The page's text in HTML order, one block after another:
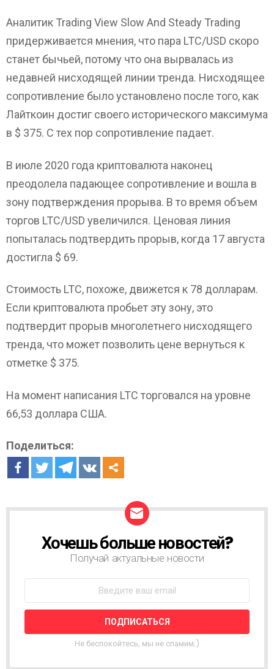
Аналитик Trading View Slow And Steady Trading
придерживается мнения, что пара LTC/USD скоро
станет бычьей, потому что она вырвалась из
недавней нисходящей линии тренда. Нисходящее
сопротивление было установлено после того, как
Лайткоин достиг своего исторического максимума
в $ 375. С тех пор сопротивление падает.
В июле 2020 года криптовалюта наконец
преодолела падающее сопротивление и вошла в
зону подтверждения прорыва. В то время объем
торгов LTC/USD увеличился. Ценовая линия
попыталась подтвердить прорыв, когда 17 августа
достигла $ 69.
Стоимость LTC, похоже, движется к 78 долларам.
Если криптовалюта пробьет эту зону, это
подтвердит прорыв многолетнего нисходящего
тренда, что может позволить цене вернуться к
отметке $ 375.
На момент написания LTC торговался на уровне
66,53 доллара США.
Поделиться:
О
Т
Н
Я
А
Хочешь больше новостей?
Получай актуальные новости
Не беспокойтесь, мы не спамим;)